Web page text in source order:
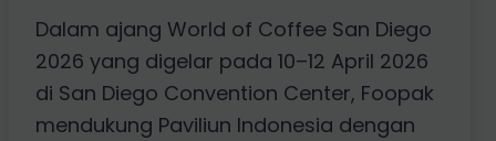
Dalam ajang World of Coffee San Diego
2026 yang digelar pada 10–12 April 2026
di San Diego Convention Center, Foopak
mendukung Paviliun Indonesia dengan